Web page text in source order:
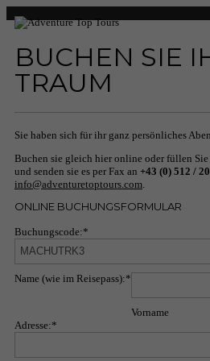
Über Uns
Adventure Top Tours
Unsere Guides
Programm
Landschaftsfotografie
Bolivien-Chile-Argentinien
BUCHEN SIE
TRAUM
Sie haben sich für ihr ganz persönliches
Buchen sie gleich hier online oder füllen Sie
und senden sie es per Fax an +43 (0) 512 /
info@adventuretoptours.com.
ONLINE BUCHUNGSFORMULAR
Buchungscode:*
Name (wie im Reisepass):*
Vorname
Adresse:*